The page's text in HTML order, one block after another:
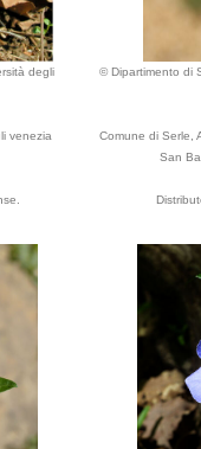
degli
venezia
© Dipartimento di
Comune di Serle,
San